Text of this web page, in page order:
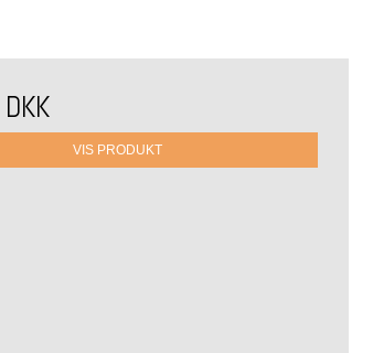
VIS PRODUKT